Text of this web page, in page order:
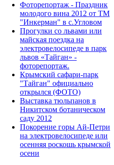
Фоторепортаж - Праздник
молодого вина 2012 от ТМ
"Инкерман" в с.Угловом
Прогулки cо львами или
майская поездка на
электровелосипеде в парк
львов «Тайган» -
фоторепортаж.
Крымский сафари-парк
"Тайган" официально
открылся (ФОТО)
Выставка тюльпанов в
Никитском ботаническом
саду 2012
Покорение горы Ай-Петри
на электровелосипеде или
осенняя роскошь крымской
осени